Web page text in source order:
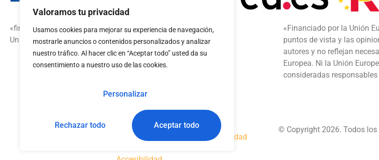
Valoramos tu privacidad
Usamos cookies para mejorar su experiencia de navegación,
mostrarle anuncios o contenidos personalizados y analizar
nuestro tráfico. Al hacer clic en “Aceptar todo” usted da su
consentimiento a nuestro uso de las cookies.
Personalizar
Rechazar todo Aceptar todo
«financiado por la
Unión Europea – NextGenerationEU»
«Financiado por la Unión
puntos de vista y las
autores y no reflejan
Europea. Ni la Unión
consideradas
Política de cookies Política de privacidad
© Copyright 2026. Todos los